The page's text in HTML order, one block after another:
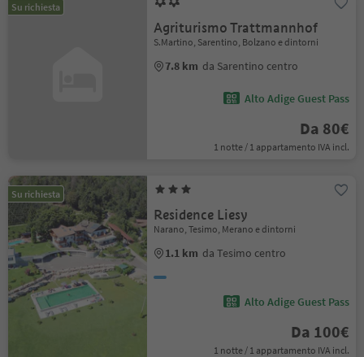
Su richiesta
Agriturismo Trattmannhof
S.Martino, Sarentino, Bolzano e dintorni
7.8 km da Sarentino centro
Alto Adige Guest Pass
Da 80€
1 notte / 1 appartamento IVA incl.
Su richiesta
Residence Liesy
Narano, Tesimo, Merano e dintorni
1.1 km da Tesimo centro
Alto Adige Guest Pass
Da 100€
1 notte / 1 appartamento IVA incl.